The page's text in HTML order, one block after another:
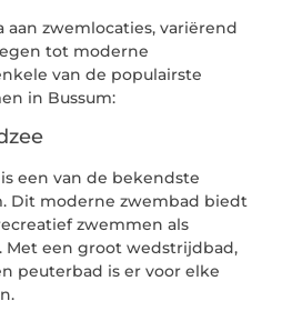
aan zwemlocaties, variërend
tot moderne
van de populairste
in Bussum:
een van de bekendste
Dit moderne zwembad biedt
zwemmen als
een groot wedstrijdbad,
peuterbad is er voor elke